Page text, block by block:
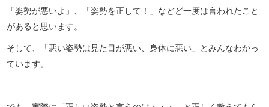
「姿勢が悪いよ」、「姿勢を正して！」などど一度は言われたこと
があると思います。
そして、「悪い姿勢は見た目が悪い、身体に悪い」とみんなわかっ
ています。